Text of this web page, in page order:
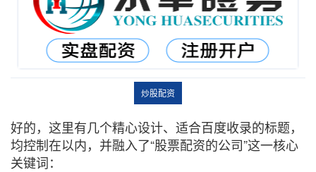
炒股配资
好的，这里有几个精心设计、适合百度收录的标题，
均控制在以内，并融入了“股票配资的公司”这一核心
关键词：